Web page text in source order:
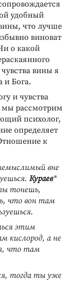
удобный
что лучше
виноват
о какой
вины я
и Бога.
и чувства
мы рассмотрим
психолог,
определяет
к
вне
Кураев*
тонешь,
что вон там
этим
кислород, а не
что там
тогда ты уже